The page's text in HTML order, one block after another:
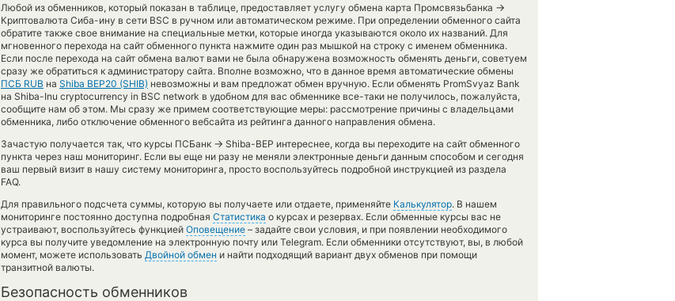
Любой из обменников, который показан в таблице, предоставляет услугу обмена карта Промсвязьбанка →
Криптовалюта Сиба-ину в сети BSC в ручном или автоматическом режиме. При определении обменного сайта
обратите также свое внимание на специальные метки, которые иногда указываются около их названий. Для
мгновенного перехода на сайт обменного пункта нажмите один раз мышкой на строку с именем обменника.
Если после перехода на сайт обмена валют вами не была обнаружена возможность обменять деньги, советуем
сразу же обратиться к администратору сайта. Вполне возможно, что в данное время автоматические обмены
ПСБ RUB на Shiba BEP20 (SHIB) невозможны и вам предложат обмен вручную. Если обменять PromSvyaz Bank
на Shiba-Inu cryptocurrency in BSC network в удобном для вас обменнике все-таки не получилось, пожалуйста,
сообщите нам об этом. Мы сразу же примем соответствующие меры: рассмотрение причины с владельцами
обменника, либо отключение обменного вебсайта из рейтинга данного направления обмена.
Зачастую получается так, что курсы ПСБанк → Shiba-BEP интереснее, когда вы переходите на сайт обменного
пункта через наш мониторинг. Если вы еще ни разу не меняли электронные деньги данным способом и сегодня
ваш первый визит в нашу систему мониторинга, просто воспользуйтесь подробной инструкцией из раздела
FAQ.
Для правильного подсчета суммы, которую вы получаете или отдаете, применяйте Калькулятор. В нашем
мониторинге постоянно доступна подробная Статистика о курсах и резервах. Если обменные курсы вас не
устраивают, воспользуйтесь функцией Оповещение – задайте свои условия, и при появлении необходимого
курса вы получите уведомление на электронную почту или Telegram. Если обменники отсутствуют, вы, в любой
момент, можете использовать Двойной обмен и найти подходящий вариант двух обменов при помощи
транзитной валюты.
Безопасность обменников